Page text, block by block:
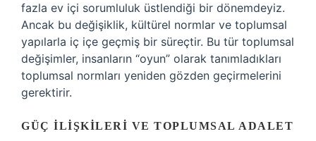
fazla ev içi sorumluluk üstlendiği bir dönemdeyiz.
Ancak bu değişiklik, kültürel normlar ve toplumsal
yapılarla iç içe geçmiş bir süreçtir. Bu tür toplumsal
değişimler, insanların “oyun” olarak tanımladıkları
toplumsal normları yeniden gözden geçirmelerini
gerektirir.
GÜÇ İLIŞKILERI VE TOPLUMSAL ADALET